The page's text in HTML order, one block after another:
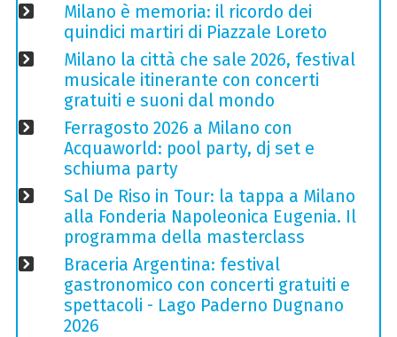
Milano è memoria: il ricordo dei
quindici martiri di Piazzale Loreto
Milano la città che sale 2026, festival
musicale itinerante con concerti
gratuiti e suoni dal mondo
Ferragosto 2026 a Milano con
Acquaworld: pool party, dj set e
schiuma party
Sal De Riso in Tour: la tappa a Milano
alla Fonderia Napoleonica Eugenia. Il
programma della masterclass
Braceria Argentina: festival
gastronomico con concerti gratuiti e
spettacoli - Lago Paderno Dugnano
2026